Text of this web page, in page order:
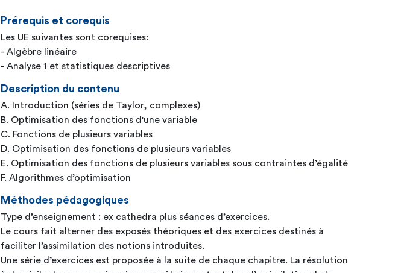
Prérequis et corequis
Les UE suivantes sont corequises:
- Algèbre linéaire
- Analyse 1 et statistiques descriptives
Description du contenu
A. Introduction (séries de Taylor, complexes)
B. Optimisation des fonctions d'une variable
C. Fonctions de plusieurs variables
D. Optimisation des fonctions de plusieurs variables
E. Optimisation des fonctions de plusieurs variables sous contraintes d’égalité
F. Algorithmes d’optimisation
Méthodes pédagogiques
Type d’enseignement : ex cathedra plus séances d’exercices.
Le cours fait alterner des exposés théoriques et des exercices destinés à
faciliter l’assimilation des notions introduites.
Une série d’exercices est proposée à la suite de chaque chapitre. La résolution